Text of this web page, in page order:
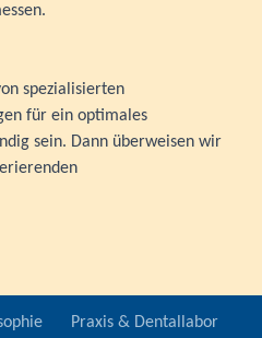
spezialisierten
für ein optimales
sein. Dann überweisen wir
Praxis & Dentallabor